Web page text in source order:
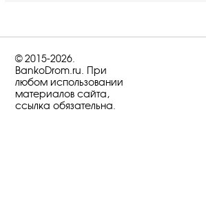
© 2015-2026.
BankoDrom.ru. При
любом использовании
материалов сайта,
ссылка обязательна.